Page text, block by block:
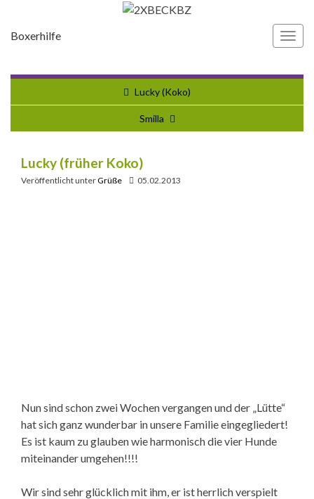
Boxerhilfe
Lucky (Koko)
Smilla
Lucky (früher Koko)
Veröffentlicht unterGrüße 05.02.2013
Nun sind schon zwei Wochen vergangen und der „Lütte“
hat sich ganz wunderbar in unsere Familie eingegliedert!
Es ist kaum zu glauben wie harmonisch die vier Hunde
miteinander umgehen!!!!
Wir sind sehr glücklich mit ihm, er ist herrlich verspielt